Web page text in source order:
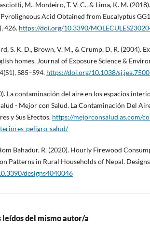
M., Monteiro, T. V. C., & Lima, K. M.
Acid Obtained from Eucalyptus
426. https://doi.org/10.3390/
S. K. D., Brown, V. M., & Crump, D. R. (2004).
homes. Journal of Exposure Science &
S85–S94. https://doi.org/10.1038/
La contaminación del aire en los espacios
- Mejor con Salud. La Contaminación Del
y Sus Efectos. https://mejorconsalud.as.com/
peligro-salud/
Bahadur, R. (2020). Hourly Firewood
Patterns in Rural Households of Nepal.
designs4040046
del mismo autor/a